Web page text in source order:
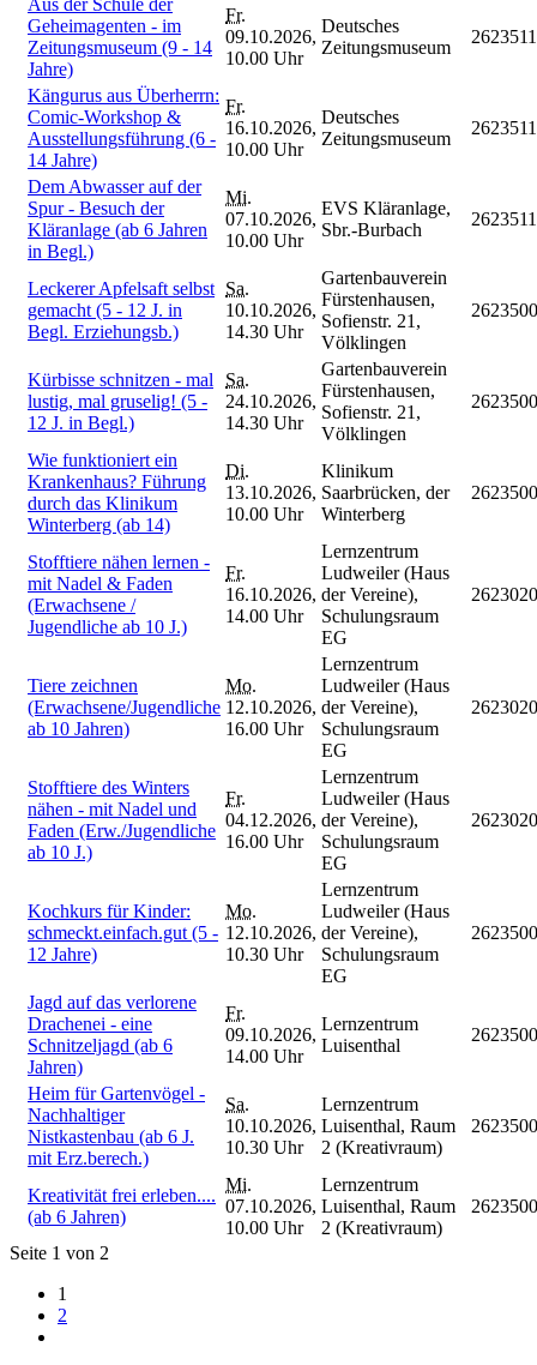
Geheimagenten - im
Zeitungsmuseum (9 - 14
Jahre)
Fr.
09.10.2026,
10.00 Uhr
Deutsches
Zeitungsmuseum
Kängurus aus Überherrn:
Comic-Workshop &
Ausstellungsführung (6 -
14 Jahre)
Fr.
16.10.2026,
10.00 Uhr
Deutsches
Zeitungsmuseum
Dem Abwasser auf der
Spur - Besuch der
Kläranlage (ab 6 Jahren
in Begl.)
Mi.
07.10.2026,
10.00 Uhr
EVS Kläranlage,
Sbr.-Burbach
Leckerer Apfelsaft selbst
gemacht (5 - 12 J. in
Begl. Erziehungsb.)
Sa.
10.10.2026,
14.30 Uhr
Gartenbauverein
Fürstenhausen,
Sofienstr. 21,
Völklingen
Kürbisse schnitzen - mal
lustig, mal gruselig! (5 -
12 J. in Begl.)
Sa.
24.10.2026,
14.30 Uhr
Gartenbauverein
Fürstenhausen,
Sofienstr. 21,
Völklingen
Wie funktioniert ein
Krankenhaus? Führung
durch das Klinikum
Winterberg (ab 14)
Di.
13.10.2026,
10.00 Uhr
Klinikum
Saarbrücken, der
Winterberg
Stofftiere nähen lernen -
mit Nadel & Faden
(Erwachsene /
Jugendliche ab 10 J.)
Fr.
16.10.2026,
14.00 Uhr
Lernzentrum
Ludweiler (Haus
der Vereine),
Schulungsraum
EG
Tiere zeichnen
(Erwachsene/Jugendliche
ab 10 Jahren)
Mo.
12.10.2026,
16.00 Uhr
Lernzentrum
Ludweiler (Haus
der Vereine),
Schulungsraum
EG
Stofftiere des Winters
nähen - mit Nadel und
Faden (Erw./Jugendliche
ab 10 J.)
Fr.
04.12.2026,
16.00 Uhr
Lernzentrum
Ludweiler (Haus
der Vereine),
Schulungsraum
EG
Kochkurs für Kinder:
schmeckt.einfach.gut (5 -
12 Jahre)
Mo.
12.10.2026,
10.30 Uhr
Lernzentrum
Ludweiler (Haus
der Vereine),
Schulungsraum
EG
Jagd auf das verlorene
Drachenei - eine
Schnitzeljagd (ab 6
Jahren)
Fr.
09.10.2026,
14.00 Uhr
Lernzentrum
Luisenthal
Heim für Gartenvögel -
Nachhaltiger
Nistkastenbau (ab 6 J.
mit Erz.berech.)
Sa.
10.10.2026,
10.30 Uhr
Lernzentrum
Luisenthal, Raum
2 (Kreativraum)
Kreativität frei erleben....
(ab 6 Jahren)
Mi.
07.10.2026,
10.00 Uhr
Lernzentrum
Luisenthal, Raum
2 (Kreativraum)
Seite 1 von 2
1
2